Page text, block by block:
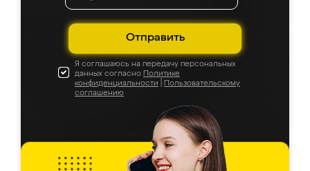
Отправить
Я соглашаюсь на передачу персональных
данных согласно Политике
конфиденциальности
Пользовательскому
соглашению